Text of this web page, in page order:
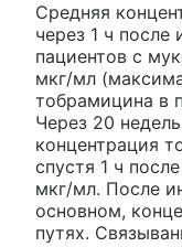
Средняя
через 1 ч после
пациентов с
мкг/мл
тобрамицина в
Через 20
концентрация
спустя 1 ч
мкг/мл. После
основном,
путях.